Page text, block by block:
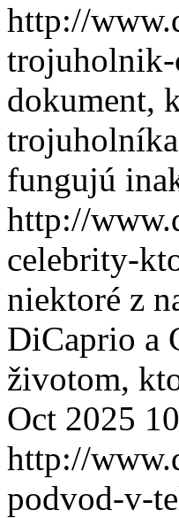
http://
trojuholnik-
dokument,
fungujú
http://
celebrity-
niektoré z
DiCaprio a
životom,
Oct 2025
http://
podvod-v-